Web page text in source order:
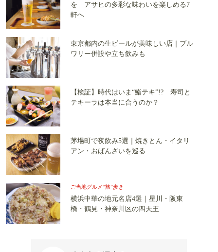
を アサヒの多彩な味わいを楽しめる7
軒へ
東京都内の生ビールが美味しい店｜ブル
ワリー併設や立ち飲みも
【検証】時代はいま“鮨テキ”!? 寿司と
テキーラは本当に合うのか？
茅場町で夜飲み5選｜焼きとん・イタリ
アン・おばんざいを巡る
ご当地グルメ“旅”歩き
横浜中華の地元名店4選｜星川・阪東
橋・鶴見・神奈川区の四天王